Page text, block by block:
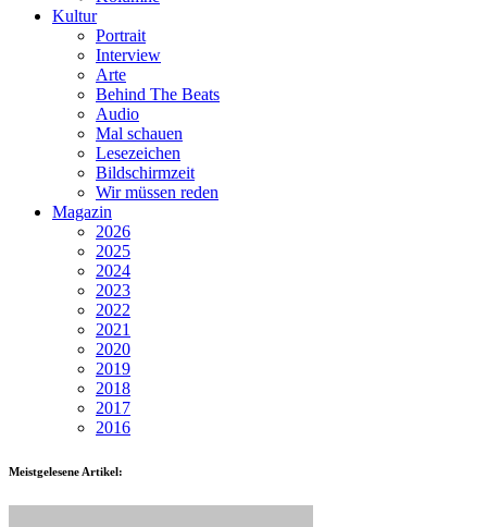
Kultur
Portrait
Interview
Arte
Behind The Beats
Audio
Mal schauen
Lesezeichen
Bildschirmzeit
Wir müssen reden
Magazin
2026
2025
2024
2023
2022
2021
2020
2019
2018
2017
2016
Meistgelesene Artikel: